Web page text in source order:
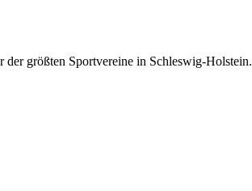
größten Sportvereine in Schleswig-Holstein.